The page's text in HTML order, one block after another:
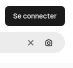
Effacer
Se connecter